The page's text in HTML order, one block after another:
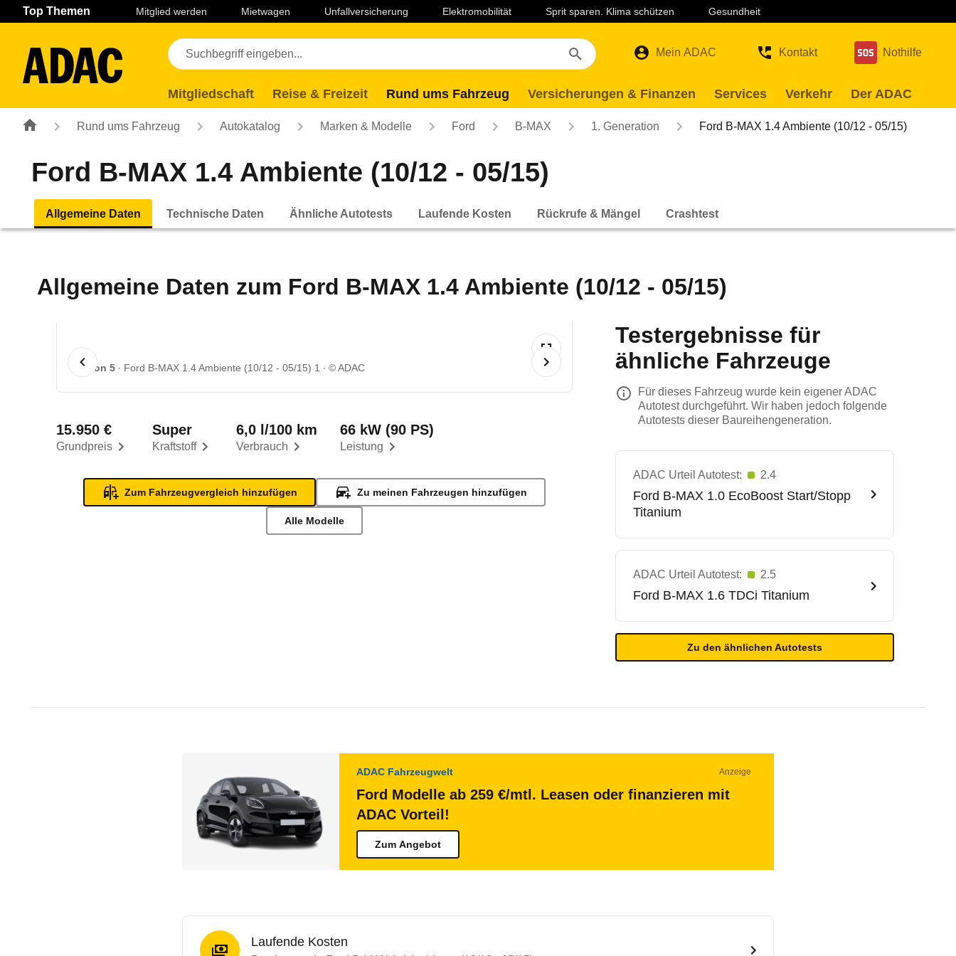
Navigation Seiteninhalt Fußzeile
Top Themen Mitglied werden Mietwagen Unfallversicherung Elektromobilität Sprit sparen. Klima schützen Gesundheit
Mein ADAC Kontakt Nothilfe
Mitgliedschaft Reise & Freizeit Rund ums Fahrzeug Versicherungen & Finanzen Services Verkehr Der ADAC
Rund ums Fahrzeug Autokatalog Marken & Modelle Ford B-MAX 1. Generation Ford B-MAX 1.4 Ambiente (10/12 - 05/15)
Ford B-MAX 1.4 Ambiente (10/12 - 05/15)
Allgemeine Daten Technische Daten Ähnliche Autotests Laufende Kosten Rückrufe & Mängel Crashtest
Allgemeine Daten zum Ford B-MAX 1.4 Ambiente (10/12 - 05/15)
1 von 5 Ford B-MAX 1.4 Ambiente (10/12 - 05/15) 1 © ADAC
Grundpreis
15.950 €
Kraftstoff
Super
Verbrauch
6,0 l/100 km
Leistung
66 kW (90 PS)
Zum Fahrzeugvergleich hinzufügen Zu meinen Fahrzeugen hinzufügen
Alle Modelle
Testergebnisse für
ähnliche Fahrzeuge
Für dieses Fahrzeug wurde kein eigener ADAC
Autotest durchgeführt. Wir haben jedoch folgende
Autotests dieser Baureihengeneration.
ADAC Urteil Autotest: 2.4
Ford B-MAX 1.0 EcoBoost Start/Stopp
Titanium
ADAC Urteil Autotest: 2.5
Ford B-MAX 1.6 TDCi Titanium
Zu den ähnlichen Autotests
ADAC Fahrzeugwelt Anzeige
Ford Modelle ab 259 €/mtl. Leasen oder finanzieren mit
ADAC Vorteil!
Zum Angebot
Laufende Kosten